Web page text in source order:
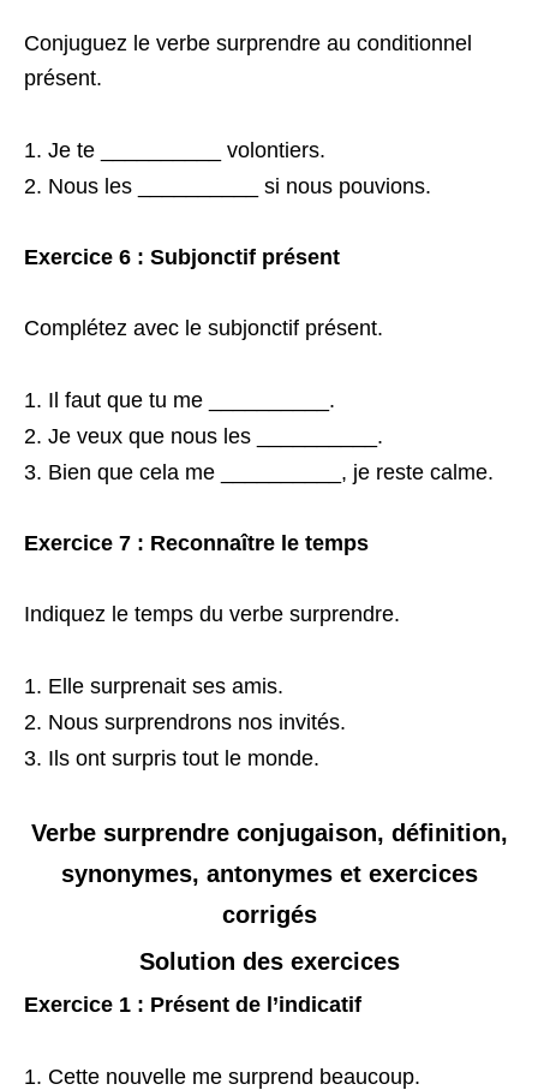
Conjuguez le verbe surprendre au conditionnel
présent.
Je te __________ volontiers.
Nous les __________ si nous pouvions.
Exercice 6 : Subjonctif présent
Complétez avec le subjonctif présent.
Il faut que tu me __________.
Je veux que nous les __________.
Bien que cela me __________, je reste calme.
Exercice 7 : Reconnaître le temps
Indiquez le temps du verbe surprendre.
Elle surprenait ses amis.
Nous surprendrons nos invités.
Ils ont surpris tout le monde.
Verbe surprendre conjugaison, définition,
synonymes, antonymes et exercices
corrigés
Solution des exercices
Exercice 1 : Présent de l’indicatif
Cette nouvelle me surprend beaucoup.